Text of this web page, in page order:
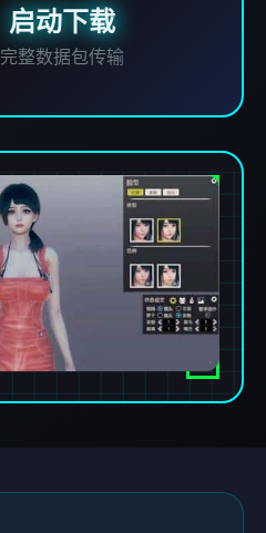
启动下载
完整数据包传输